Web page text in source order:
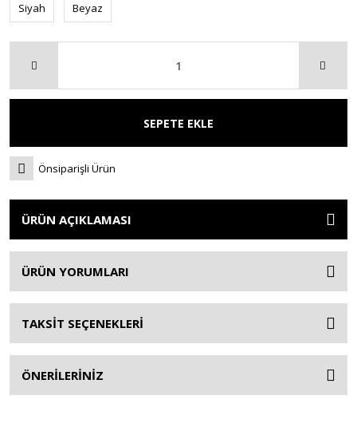
Siyah Beyaz
SEPETE EKLE
Önsiparişli Ürün
ÜRÜN AÇIKLAMASI
ÜRÜN YORUMLARI
TAKSİT SEÇENEKLERİ
ÖNERİLERİNİZ